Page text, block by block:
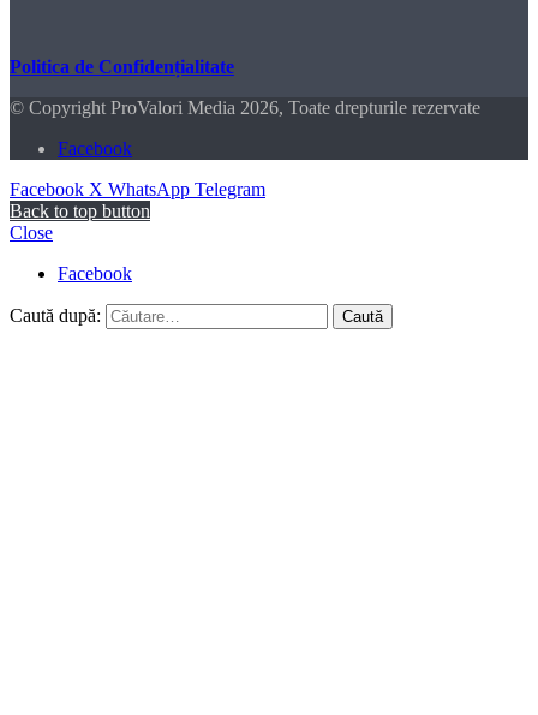
Politica de Confidențialitate
© Copyright ProValori Media 2026, Toate drepturile rezervate
Facebook
Facebook X WhatsApp Telegram
Back to top button
Close
Facebook
Caută după: